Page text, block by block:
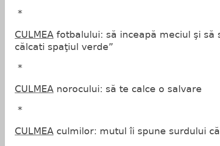
*
CULMEA fotbalului: să inceapă meciul şi să
călcati spaţiul verde”
*
CULMEA norocului: să te calce o salvare
*
CULMEA culmilor: mutul îi spune surdului